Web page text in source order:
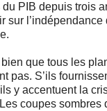
PIB depuis trois
sur
que tous les
pas. S’ils
y accentuent la
coupes sombres